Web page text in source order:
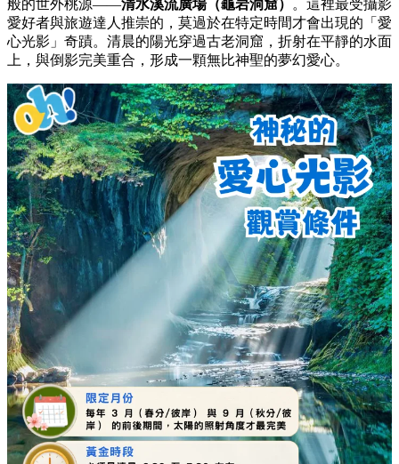
般的世外桃源——清水溪流廣場（龜岩洞窟）
。這裡最受攝影
愛好者與旅遊達人推崇的，莫過於在特定時間才會出現的「愛
心光影」奇蹟。清晨的陽光穿過古老洞窟，折射在平靜的水面
上，與倒影完美重合，形成一顆無比神聖的夢幻愛心。